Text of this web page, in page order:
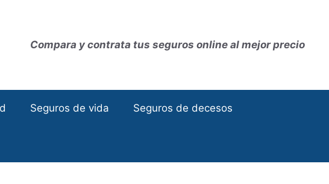
Compara y contrata tus seguros online al mejor precio
Seguros de vida Seguros de decesos